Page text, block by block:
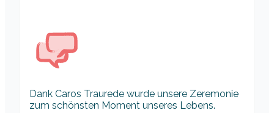
Dank Caros Traurede wurde unsere Zeremonie
zum schönsten Moment unseres Lebens.